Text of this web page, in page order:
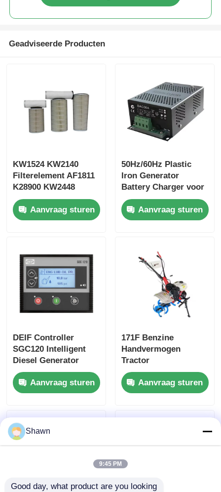
Geadviseerde Producten
KW1524 KW2140
Filterelement AF1811
K28900 KW2448
AA2960 AA90139
Aanvraag sturen
50Hz/60Hz Plastic
Iron Generator
Battery Charger voor
Standby Generator
Aanvraag sturen
DEIF Controller
SGC120 Intelligent
Diesel Generator
Control Board
Aanvraag sturen
171F Benzine
Handvermogen
Tractor
Versnellingsbak
Micro Draaiende
Handloop Tractor
Aanvraag sturen
Shawn
9:45 PM
Good day, what product are you looking